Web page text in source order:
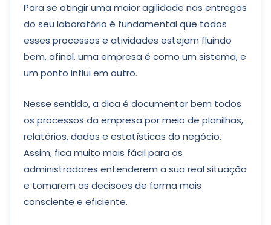
Para se atingir uma maior agilidade nas entregas
do seu laboratório é fundamental que todos
esses processos e atividades estejam fluindo
bem, afinal, uma empresa é como um sistema, e
um ponto influi em outro.
Nesse sentido, a dica é documentar bem todos
os processos da empresa por meio de planilhas,
relatórios, dados e estatísticas do negócio.
Assim, fica muito mais fácil para os
administradores entenderem a sua real situação
e tomarem as decisões de forma mais
consciente e eficiente.